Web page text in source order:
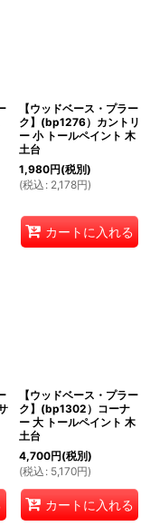
【ウッドベース・プラー
ク】(bp1276）カントリ
ー 小 トールペイント 木
土台
1,980円(税別)
(税込 : 2,178円)
カートに入れる
【ウッドベース・プラー
ク】(bp1302）コーナ
ー 大 トールペイント 木
土台
4,700円(税別)
(税込 : 5,170円)
カートに入れる